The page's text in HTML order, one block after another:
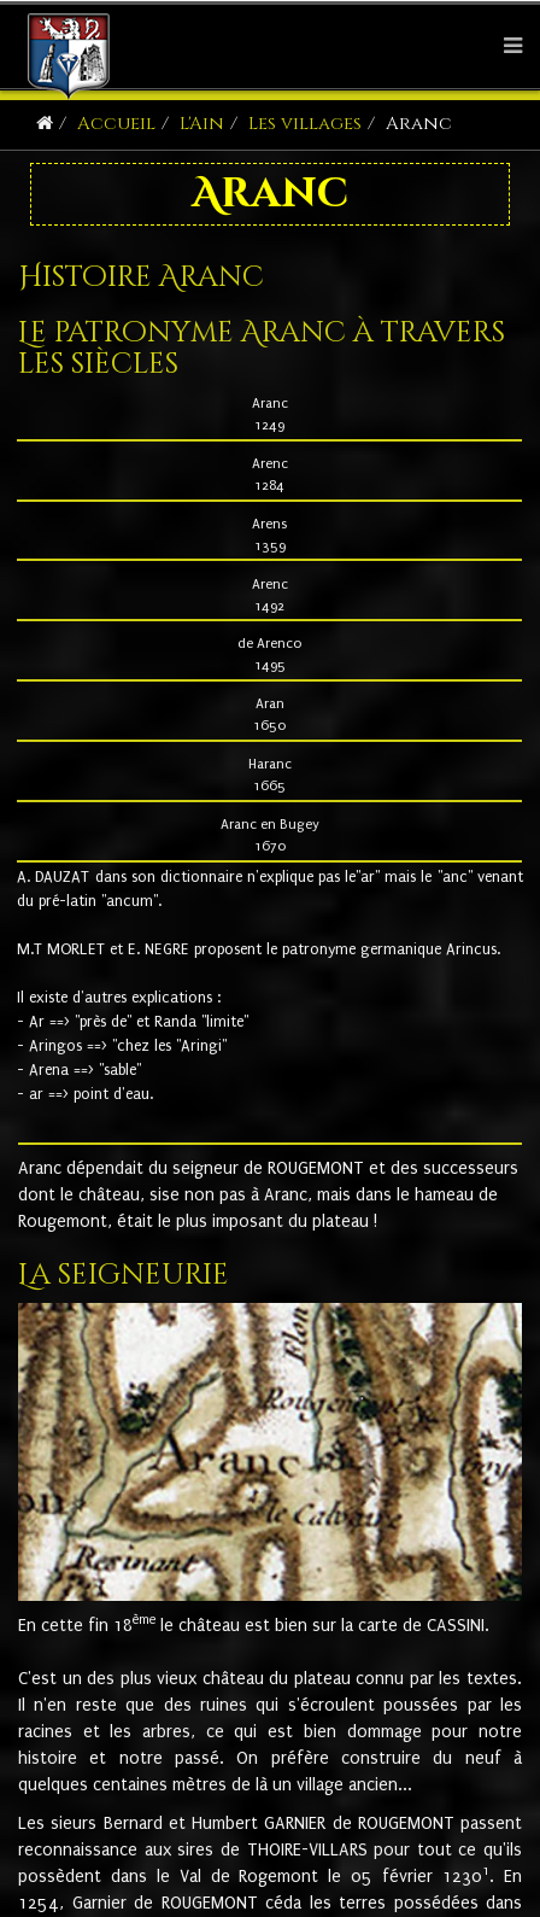
Accueil L'Ain Les villages Aranc
Aranc
Histoire Aranc
Le patronyme Aranc à travers
les siècles
Aranc
1249
Arenc
1284
Arens
1359
Arenc
1492
de Arenco
1495
Aran
1650
Haranc
1665
Aranc en Bugey
1670
A. DAUZAT dans son dictionnaire n'explique pas le"ar" mais le "anc" venant
du pré-latin "ancum".
M.T MORLET et E. NEGRE proposent le patronyme germanique Arincus.
Il existe d'autres explications :
- Ar ==> "près de" et Randa "limite"
- Aringos ==> "chez les "Aringi"
- Arena ==> "sable"
- ar ==> point d'eau.
Aranc dépendait du seigneur de ROUGEMONT et des successeurs
dont le château, sise non pas à Aranc, mais dans le hameau de
Rougemont, était le plus imposant du plateau !
La seigneurie
En cette fin 18ème le château est bien sur la carte de CASSINI.
C'est un des plus vieux château du plateau connu par les textes.
Il n'en reste que des ruines qui s'écroulent poussées par les
racines et les arbres, ce qui est bien dommage pour notre
histoire et notre passé. On préfère construire du neuf à
quelques centaines mètres de là un village ancien...
Les sieurs Bernard et Humbert GARNIER de ROUGEMONT passent
reconnaissance aux sires de THOIRE-VILLARS pour tout ce qu'ils
possèdent dans le Val de Rogemont le 05 février 12301 . En
1254, Garnier de ROUGEMONT céda les terres possédées dans